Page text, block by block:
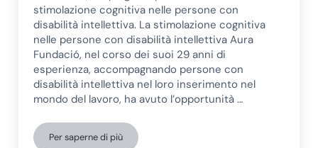
stimolazione cognitiva nelle persone con
disabilità intellettiva. La stimolazione cognitiva
nelle persone con disabilità intellettiva Aura
Fundació, nel corso dei suoi 29 anni di
esperienza, accompagnando persone con
disabilità intellettiva nel loro inserimento nel
mondo del lavoro, ha avuto l’opportunità …
Per saperne di piùAura Fundació spiega l’importanza della stimolazione